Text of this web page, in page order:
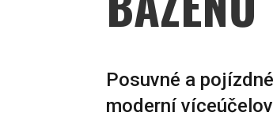
Posuvné a
moderní